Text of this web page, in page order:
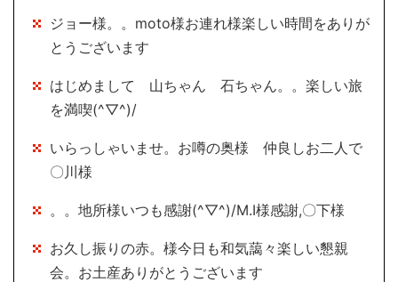
ジョー様。。moto様お連れ様楽しい時間をありが
とうございます
はじめまして 山ちゃん 石ちゃん。。楽しい旅
を満喫(^▽^)/
いらっしゃいませ。お噂の奥様 仲良しお二人で
〇川様
。。地所様いつも感謝(^▽^)/M.I様感謝,〇下様
お久し振りの赤。様今日も和気藹々楽しい懇親
会。お土産ありがとうございます